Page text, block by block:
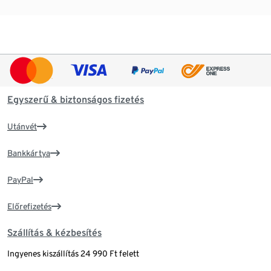
Egyszerű & biztonságos fizetés
Utánvét
Bankkártya
PayPal
Előrefizetés
Szállítás & kézbesítés
Ingyenes kiszállítás 24 990 Ft felett